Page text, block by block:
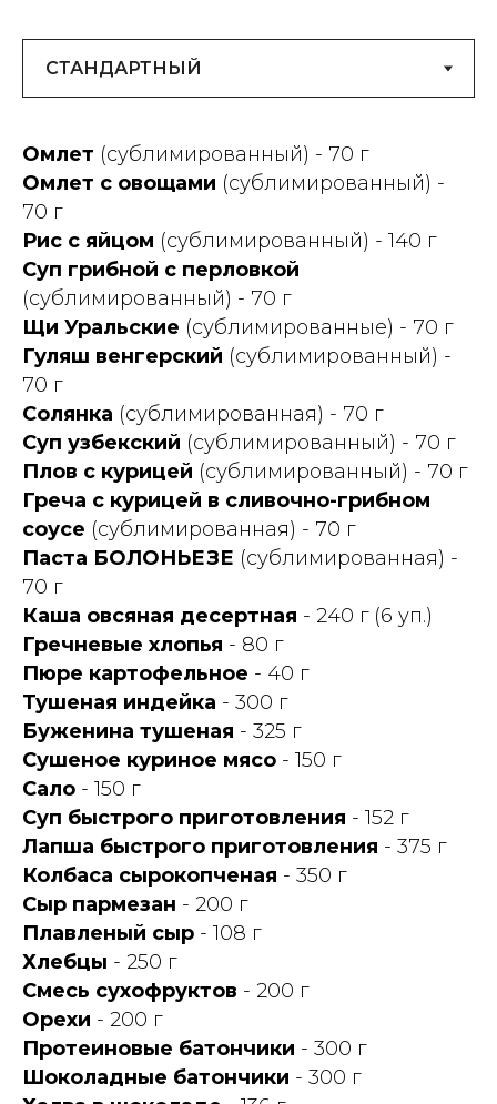
Омлет (сублимированный) - 70 г
Омлет с овощами (сублимированный) -
70 г
Рис с яйцом (сублимированный) - 140 г
Суп грибной с перловкой
(сублимированный) - 70 г
Щи Уральские (сублимированные) - 70 г
Гуляш венгерский (сублимированный) -
70 г
Солянка (сублимированная) - 70 г
Суп узбекский (сублимированный) - 70 г
Плов с курицей (сублимированный) - 70 г
Греча с курицей в сливочно-грибном
соусе (сублимированная) - 70 г
Паста БОЛОНЬЕЗЕ (сублимированная) -
70 г
Каша овсяная десертная - 240 г (6 уп.)
Гречневые хлопья - 80 г
Пюре картофельное - 40 г
Тушеная индейка - 300 г
Буженина тушеная - 325 г
Сушеное куриное мясо - 150 г
Сало - 150 г
Суп быстрого приготовления - 152 г
Лапша быстрого приготовления - 375 г
Колбаса сырокопченая - 350 г
Сыр пармезан - 200 г
Плавленый сыр - 108 г
Хлебцы - 250 г
Смесь сухофруктов - 200 г
Орехи - 200 г
Протеиновые батончики - 300 г
Шоколадные батончики - 300 г